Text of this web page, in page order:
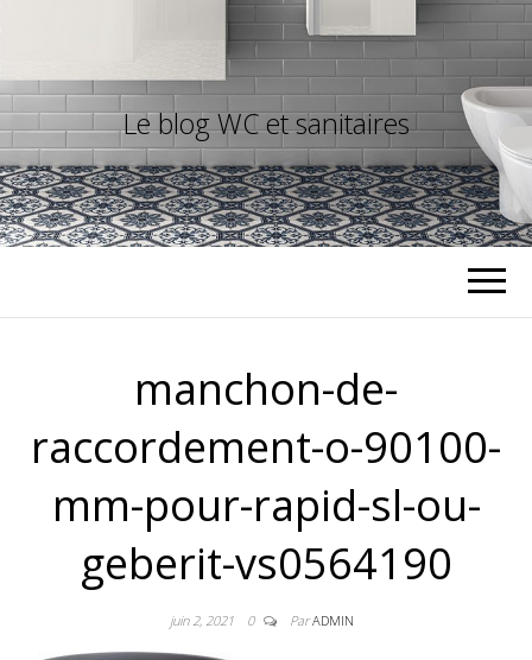
Le blog WC et sanitaires
manchon-de-
raccordement-o-90100-
mm-pour-rapid-sl-ou-
geberit-vs0564190
juin 2, 2021 0 ParADMIN